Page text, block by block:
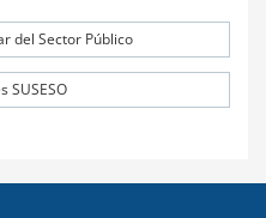
del Sector Público
SUSESO